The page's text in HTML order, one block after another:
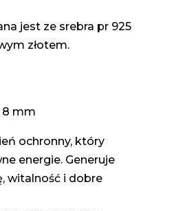
jest ze srebra pr 925
złotem.
8 mm
ochronny, który
energie. Generuje
witalność i dobre